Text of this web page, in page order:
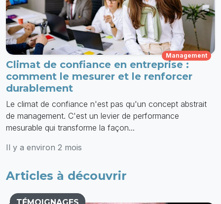
Management
Climat de confiance en entreprise :
comment le mesurer et le renforcer
durablement
Le climat de confiance n'est pas qu'un concept abstrait
de management. C'est un levier de performance
mesurable qui transforme la façon...
Il y a environ 2 mois
Articles à découvrir